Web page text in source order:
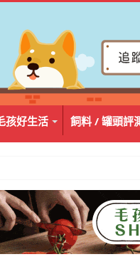
孩好生活 飼料 / 罐頭評